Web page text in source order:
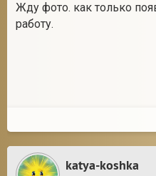
Жду фото. как только
работу.
katya-koshka